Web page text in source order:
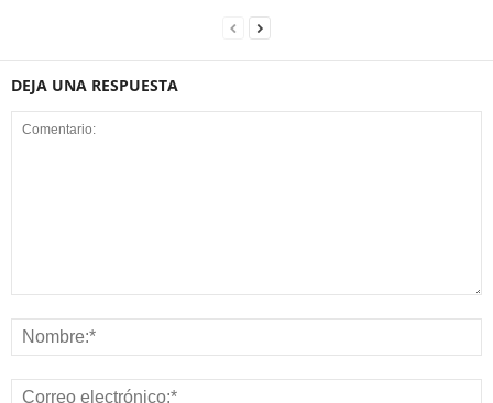
DEJA UNA RESPUESTA